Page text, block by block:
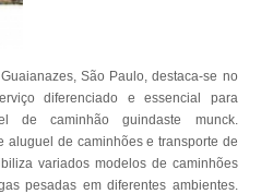
São Paulo, destaca-se no
diferenciado e essencial para
de caminhão guindaste munck.
aluguel de caminhões e transporte de
variados modelos de caminhões
pesadas em diferentes ambientes.